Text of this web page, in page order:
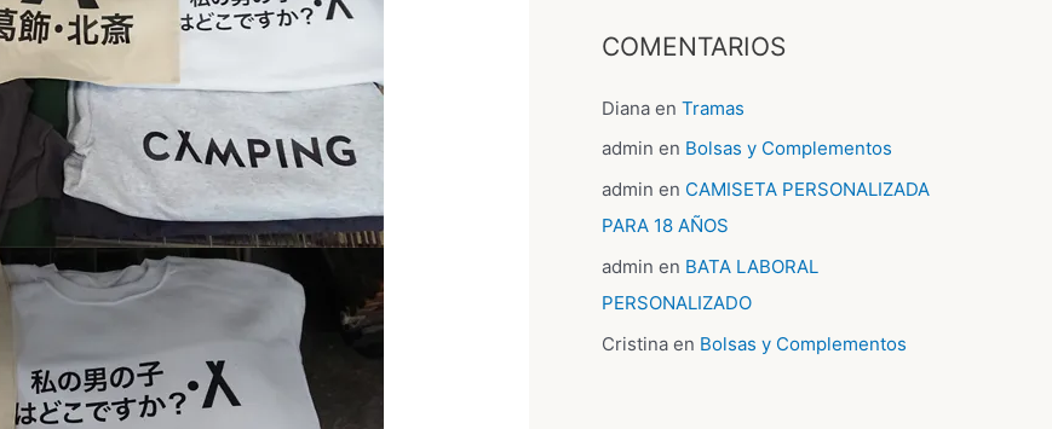
COMENTARIOS
Diana en Tramas
admin en Bolsas y Complementos
admin en CAMISETA PERSONALIZADA
PARA 18 AÑOS
admin en BATA LABORAL
PERSONALIZADO
Cristina en Bolsas y Complementos